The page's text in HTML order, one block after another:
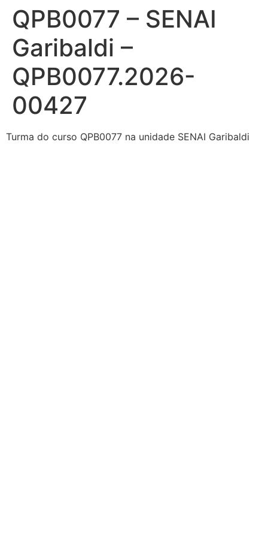
para
conteúdo
QPB0077 – SENAI
Garibaldi –
QPB0077.2026-
00427
Turma do curso QPB0077 na unidade SENAI Garibaldi